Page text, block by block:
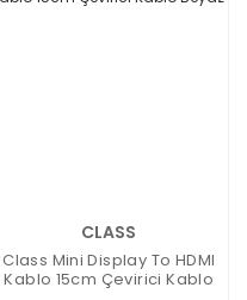
CLASS
Class Mini Display To HDMI
Kablo 15cm Çevirici Kablo